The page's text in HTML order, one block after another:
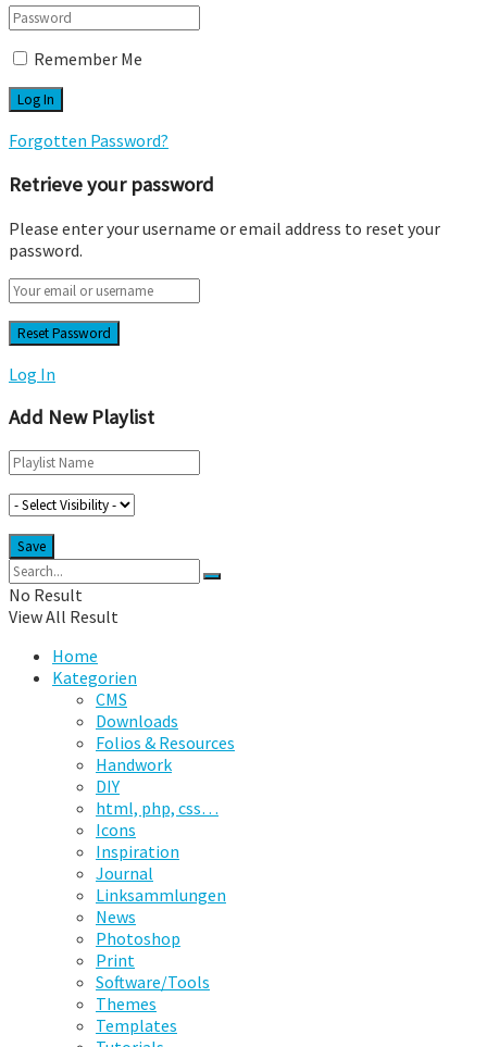
Remember Me
Forgotten Password?
Retrieve your password
Please enter your username or email address to reset your
password.
Log In
Add New Playlist
No Result
View All Result
Home
Kategorien
CMS
Downloads
Folios & Resources
Handwork
DIY
html, php, css…
Icons
Inspiration
Journal
Linksammlungen
News
Photoshop
Print
Software/Tools
Themes
Templates